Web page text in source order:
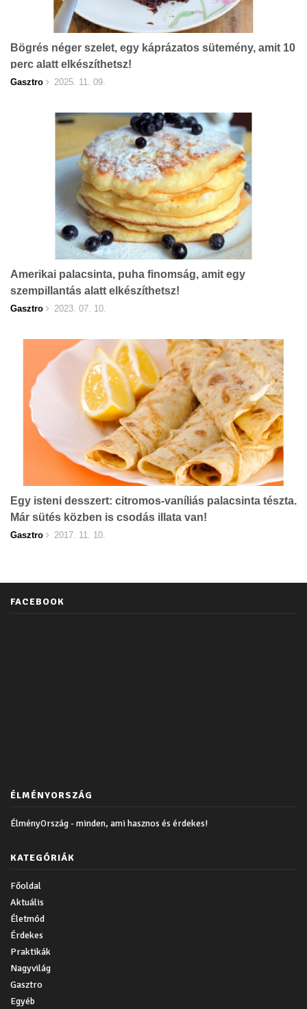
Bögrés néger szelet, egy káprázatos sütemény, amit 10
perc alatt elkészíthetsz!
Gasztro 2025. 11. 09.
Amerikai palacsinta, puha finomság, amit egy
szempillantás alatt elkészíthetsz!
Gasztro 2023. 07. 10.
Egy isteni desszert: citromos-vaníliás palacsinta tészta.
Már sütés közben is csodás illata van!
Gasztro 2017. 11. 10.
FACEBOOK
ÉLMÉNYORSZÁG
ÉlményOrszág - minden, ami hasznos és érdekes!
KATEGÓRIÁK
Főoldal
Aktuális
Életmód
Érdekes
Praktikák
Nagyvilág
Gasztro
Egyéb